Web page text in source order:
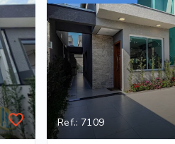
Ref.: 7109